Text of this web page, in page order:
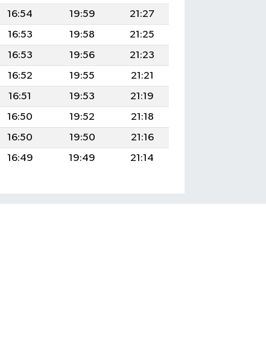
16:54 19:59
21:27
16:53 19:58
21:25
16:53 19:56
21:23
16:52 19:55
21:21
16:51 19:53
21:19
16:50 19:52
21:18
16:50 19:50
21:16
16:49 19:49 21:14